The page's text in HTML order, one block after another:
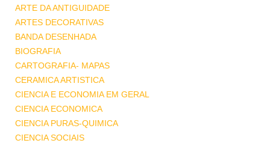
ARTE DA ANTIGUIDADE
ARTES DECORATIVAS
BANDA DESENHADA
BIOGRAFIA
CARTOGRAFIA- MAPAS
CERAMICA ARTISTICA
CIENCIA E ECONOMIA EM GERAL
CIENCIA ECONOMICA
CIENCIA PURAS-QUIMICA
CIENCIA SOCIAIS